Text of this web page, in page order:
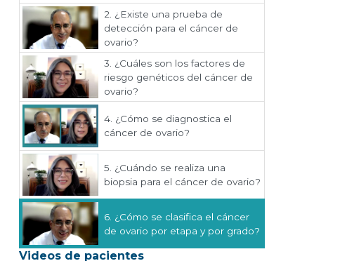
2. ¿Existe una prueba de
detección para el cáncer de
ovario?
3. ¿Cuáles son los factores de
riesgo genéticos del cáncer de
ovario?
4. ¿Cómo se diagnostica el
cáncer de ovario?
5. ¿Cuándo se realiza una
biopsia para el cáncer de ovario?
6. ¿Cómo se clasifica el cáncer
de ovario por etapa y por grado?
Videos de pacientes